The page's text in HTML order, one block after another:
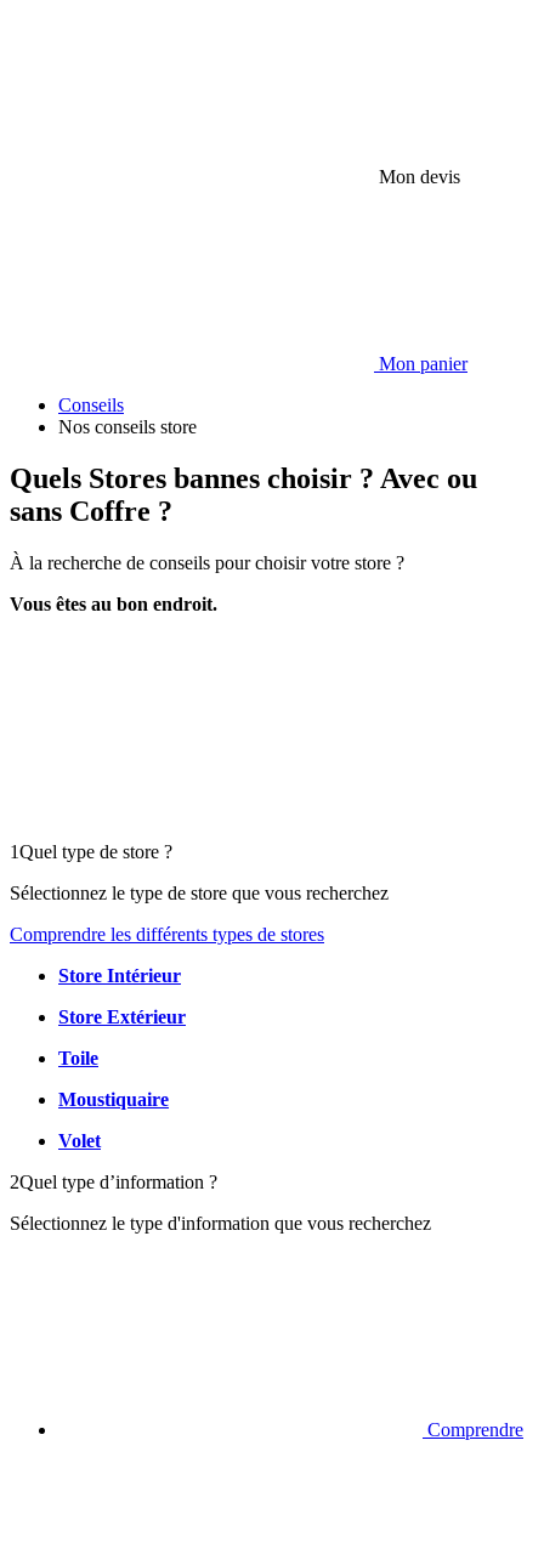
Mon devis
Mon panier
Conseils
Nos conseils store
Quels Stores bannes choisir ? Avec ou
sans Coffre ?
À la recherche de conseils pour choisir votre store ?
Vous êtes au bon endroit.
1Quel type de store ?
Sélectionnez le type de store que vous recherchez
Comprendre les différents types de stores
Store Intérieur
Store Extérieur
Toile
Moustiquaire
Volet
2Quel type d’information ?
Sélectionnez le type d'information que vous recherchez
Comprendre